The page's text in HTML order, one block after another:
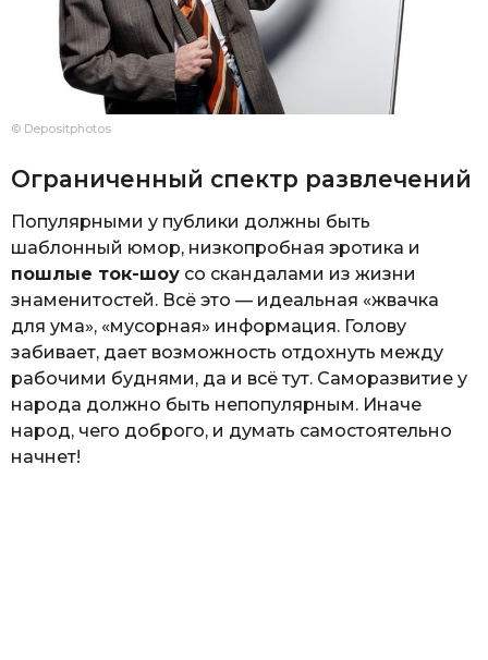
© Depositphotos
Ограниченный спектр развлечений
Популярными у публики должны быть
шаблонный юмор, низкопробная эротика и
пошлые ток-шоу со скандалами из жизни
знаменитостей. Всё это — идеальная «жвачка
для ума», «мусорная» информация. Голову
забивает, дает возможность отдохнуть между
рабочими буднями, да и всё тут. Саморазвитие у
народа должно быть непопулярным. Иначе
народ, чего доброго, и думать самостоятельно
начнет!